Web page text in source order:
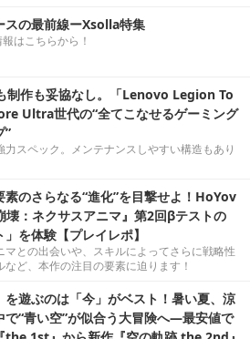
スの最前線ーXsolla特集
はこちらから！
制作も妥協なし。「Lenovo Legion To
Ultra世代の“全てこなせるゲーミング
”
力スペック。メンテナンスしやすい構造もあり
素のさらなる“進化”を目撃せよ！HoYov
壊：ネクサスアニマ』第2回βテストの
」を体験【プレイレポ】
マとの出会いや、スキルによってさらに戦略性
など、本作の注目の要素に迫ります！
を遊ぶのは「今」がベスト！暑い夏、涼
で“青い空”が似合う大冒険へ―最安値で